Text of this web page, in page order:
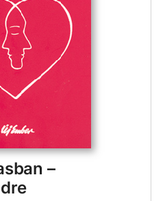
–